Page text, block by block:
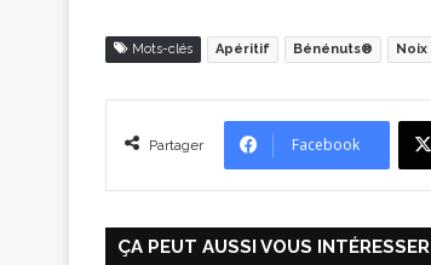
Mots-clés Apéritif Bénénuts® Noix
Partager Facebook
ÇA PEUT AUSSI VOUS INTÉRESSER